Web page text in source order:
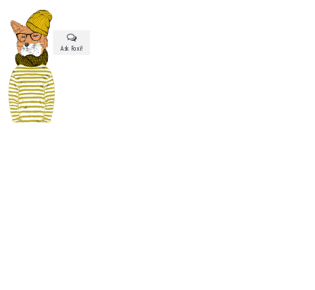
Ask Foxi!